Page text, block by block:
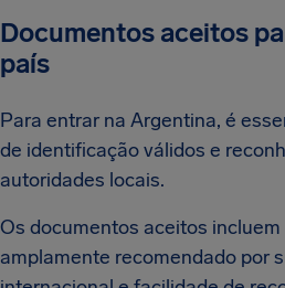
Documentos aceitos
país
Para entrar na Argentina, é
de identificação válidos e
autoridades locais.
Os documentos aceitos
amplamente recomendado por